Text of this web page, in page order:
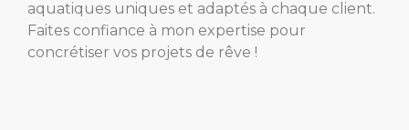
aquatiques uniques et adaptés à chaque client.
Faites confiance à mon expertise pour
concrétiser vos projets de rêve !